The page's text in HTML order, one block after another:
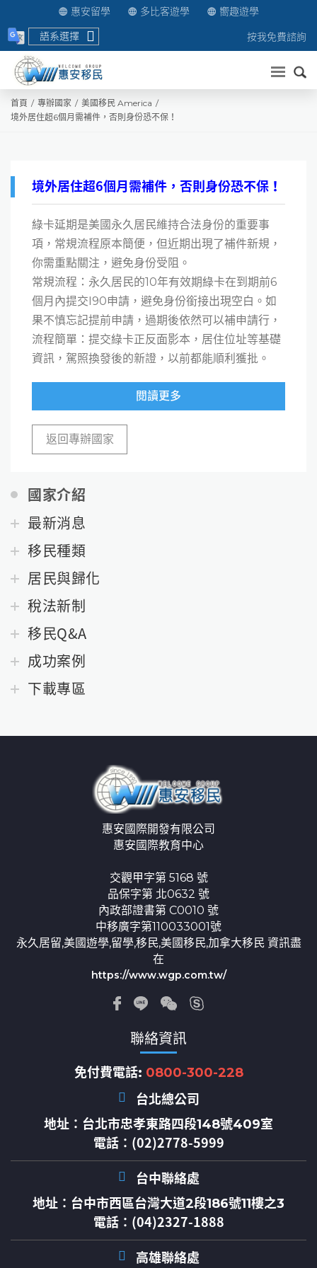
惠安留學 多比客遊學
嚮趣遊學
語系選擇
按我免費諮詢
送出
首頁 專辦國家
美國移民 America
境外居住超6個月需補件，否則身份恐不保！
國家介紹
最新消息
移民種類
居民與歸化
稅法新制
移民Q&A
成功案例
下載專區
境外居住超6個月需補件，否則身份恐不保！
綠卡延期是美國永久居民維持合法身份的重要事
項，常規流程原本簡便，但近期出現了補件新規，
你需重點關注，避免身份受阻。
常規流程：永久居民的10年有效期綠卡在到期前6
個月內提交I90申請，避免身份銜接出現空白。如
果不慎忘記提前申請，過期後依然可以補申請行，
流程簡單：提交綠卡正反面影本，居住位址等基礎
資訊，駕照換發後的新證，以前都能順利獲批。
閱讀更多
返回專辦國家
惠安國際開發有限公司
惠安國際教育中心
交觀甲字第 5168 號
品保字第 北0632 號
內政部證書第 C0010 號
中移廣字第110033001號
永久居留,美國遊學,留學,移民,美國移民,加拿大移民 資訊盡
在
https://www.wgp.com.tw/
聯絡資訊
免付費電話: 0800-300-228
台北總公司
地址： 台北市忠孝東路四段148號409室
電話：(02)2778-5999
台中聯絡處
地址： 台中市西區台灣大道2段186號11樓之3
電話：(04)2327-1888
高雄聯絡處